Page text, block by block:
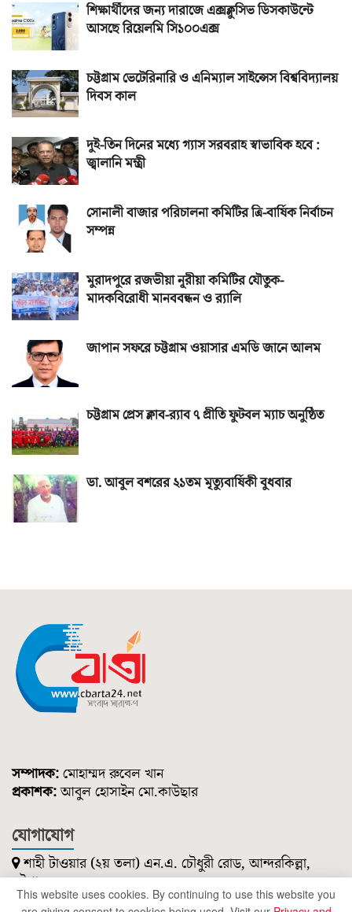
শিক্ষার্থীদের জন্য দারাজে এক্সক্লুসিভ ডিসকাউন্টে
আসছে রিয়েলমি সি১০০এক্স
চট্টগ্রাম ভেটেরিনারি ও এনিম্যাল সাইন্সেস বিশ্ববিদ্যালয়
দিবস কাল
দুই-তিন দিনের মধ্যে গ্যাস সরবরাহ স্বাভাবিক হবে :
জ্বালানি মন্ত্রী
সোনালী বাজার পরিচালনা কমিটির ত্রি-বার্ষিক নির্বাচন
সম্পন্ন
মুরাদপুরে রজভীয়া নূরীয়া কমিটির যৌতুক-
মাদকবিরোধী মানববন্ধন ও র‌্যালি
জাপান সফরে চট্টগ্রাম ওয়াসার এমডি জানে আলম
চট্টগ্রাম প্রেস ক্লাব-র‌্যাব ৭ প্রীতি ফুটবল ম্যাচ অনুষ্ঠিত
ডা. আবুল বশরের ২১তম মৃত্যুবার্ষিকী বুধবার
সম্পাদক: মোহাম্মদ রুবেল খান
প্রকাশক:আবুল হোসাইন মো.কাউছার
যোগাযোগ
শাহী টাওয়ার (২য় তলা) এন.এ. চৌধুরী রোড, আন্দরকিল্লা,
চট্টগ্রাম।
০১৮৫১ ২১৪ ৭৪৭
This website uses cookies. By continuing to use this website you